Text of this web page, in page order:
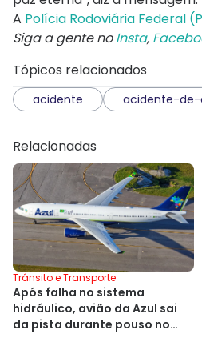
A Polícia Rodoviária Federal
Siga a gente noInsta,
Tópicos relacionados
acidente acidente-de-
Relacionadas
Trânsito e Transporte
Após falha no sistema
hidráulico, avião da Azul sai
da pista durante pouso no